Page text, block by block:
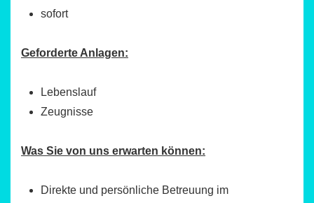
sofort
Geforderte Anlagen:
Lebenslauf
Zeugnisse
Was Sie von uns erwarten können:
Direkte und persönliche Betreuung im